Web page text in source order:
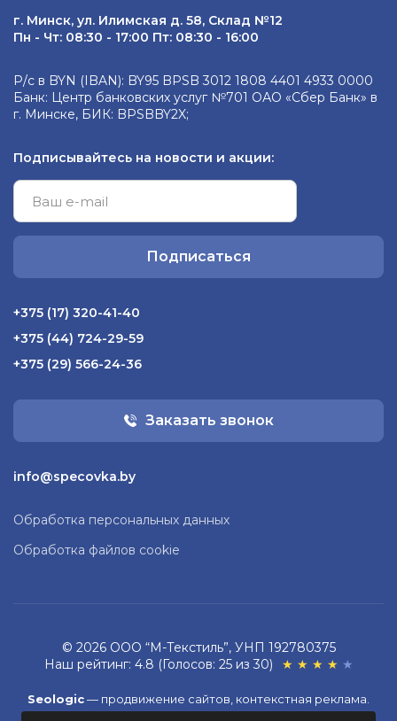
г. Минск, ул. Илимская д. 58, Склад №12
Пн - Чт: 08:30 - 17:00 Пт: 08:30 - 16:00
Р/с в BYN (IBAN): BY95 BPSB 3012 1808 4401 4933 0000
Банк: Центр банковских услуг №701 ОАО «Сбер Банк» в
г. Минске, БИК: BPSBBY2X;
Подписывайтесь на новости и акции:
Подписаться
+375 (17) 320-41-40
+375 (44) 724-29-59
+375 (29) 566-24-36
Заказать звонок
info@specovka.by
Обработка персональных данных
Обработка файлов cookie
© 2026 ООО “М-Текстиль”, УНП 192780375
Наш рейтинг: 4.8 (Голосов: 25 из 30)
★ ★ ★ ★ ★
Seologic— продвижение сайтов, контекстная реклама.